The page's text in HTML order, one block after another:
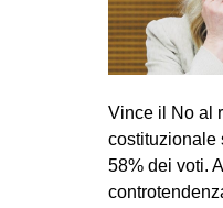
Vince il No al
costituzionale
58% dei voti.